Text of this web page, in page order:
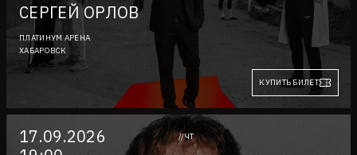
СЕРГЕЙ ОРЛОВ
ПЛАТИНУМ АРЕНА
ХАБАРОВСК
КУПИТЬ БИЛЕТ
17.09.2026
//ЧТ